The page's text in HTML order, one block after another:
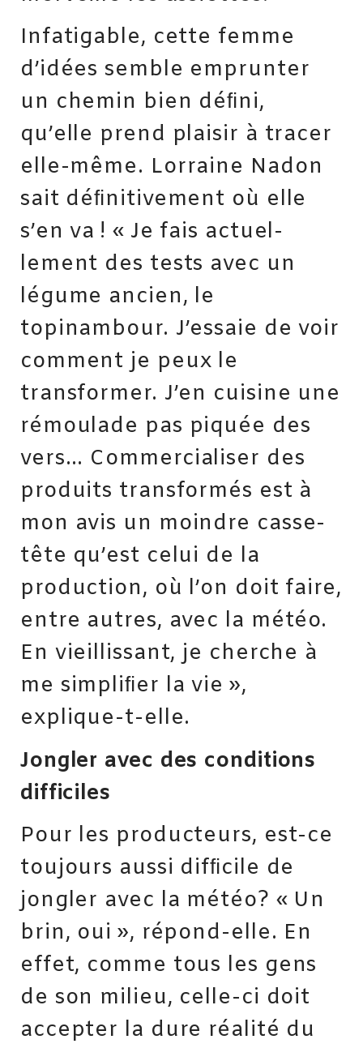
Infatigable, cette femme
d’idées semble emprunter
un chemin bien déﬁni,
qu’elle prend plaisir à tracer
elle-même. Lorraine Nadon
sait déﬁnitivement où elle
s’en va ! « Je fais actuel­
lement des tests avec un
légume ancien, le
topinambour. J’essaie de voir
comment je peux le
transformer. J’en cuisine une
rémoulade pas piquée des
vers… Commercialiser des
produits transformés est à
mon avis un moindre casse-
tête qu’est celui de la
production, où l’on doit faire,
entre autres, avec la météo.
En vieillissant, je cherche à
me simpliﬁer la vie »,
explique-t-elle.
Jongler avec des conditions
difficiles
Pour les producteurs, est-ce
toujours aussi difﬁcile de
jongler avec la météo? « Un
brin, oui », répond-elle. En
effet, comme tous les gens
de son milieu, celle-ci doit
accepter la dure réalité du